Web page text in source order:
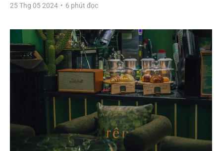
25 Thg 05 2024 • 6 phút đọc